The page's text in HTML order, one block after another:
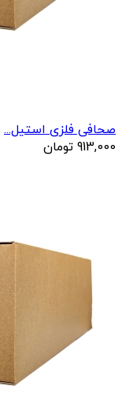
صحافی فلزی استیل...
913,000 تومان